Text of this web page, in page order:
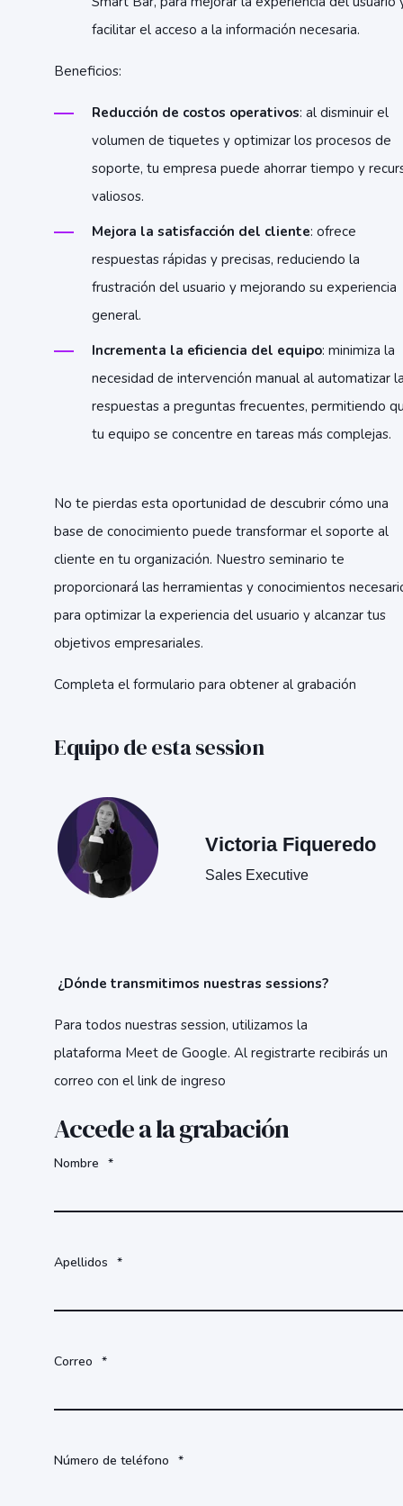
facilitar el acceso a la información necesaria.
Beneficios:
Reducción de costos operativos: al disminuir el
volumen de tiquetes y optimizar los procesos de
soporte, tu empresa puede ahorrar tiempo y
valiosos.
Mejora la satisfacción del cliente: ofrece
respuestas rápidas y precisas, reduciendo la
frustración del usuario y mejorando su experiencia
general.
Incrementa la eficiencia del equipo: minimiza la
necesidad de intervención manual al automatizar
respuestas a preguntas frecuentes, permitiendo
tu equipo se concentre en tareas más complejas.
No te pierdas esta oportunidad de descubrir cómo una
base de conocimiento puede transformar el soporte al
cliente en tu organización. Nuestro seminario te
proporcionará las herramientas y conocimientos
para optimizar la experiencia del usuario y alcanzar tus
objetivos empresariales.
Completa el formulario para obtener al grabación
Equipo de esta session
Victoria Fiqueredo
Sales Executive
¿Dónde transmitimos nuestras sessions?
Para todos nuestras session, utilizamos la
plataforma Meet de Google. Al registrarte recibirás un
correo con el link de ingreso
Accede a la grabación
Nombre *
Apellidos *
Correo *
Número de teléfono *